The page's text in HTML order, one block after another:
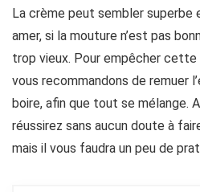
La crème peut sembler superbe
amer, si la mouture n’est pas
trop vieux. Pour empêcher
vous recommandons de remuer
boire, afin que tout se mélange.
réussirez sans aucun doute à
mais il vous faudra un peu de